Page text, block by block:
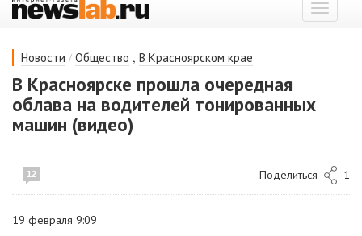
Показать
меню
Новости / Общество , В Красноярском крае
В Красноярске прошла очередная
облава на водителей тонированных
машин (видео)
12 Поделиться 1
19 февраля 9:09